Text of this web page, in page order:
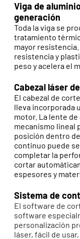
Viga de
generación
Toda la viga se
tratamiento
mayor
resistencia y
peso y acelera el
Cabezal láser
El cabezal de
lleva incorporada
motor. La lente
mecanismo lineal
posición dentro
continuo puede
completar la
cortar
espesores y
Sistema de
El software de
software
personalización
láser, fácil de